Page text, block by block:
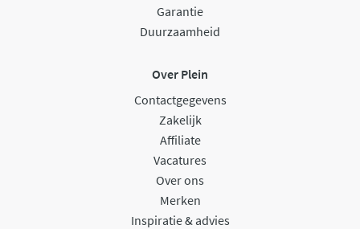
Garantie
Duurzaamheid
Over Plein
Contactgegevens
Zakelijk
Affiliate
Vacatures
Over ons
Merken
Inspiratie & advies